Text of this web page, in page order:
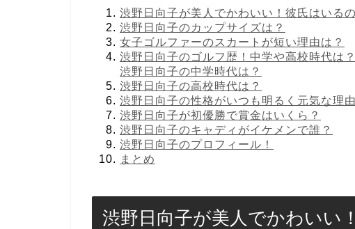
渋野日向子が美人でかわいい！彼氏はいる
渋野日向子のカップサイズは？
女子ゴルファーのスカートが短い理由は？
渋野日向子のゴルフ歴！中学や高校時代は？
渋野日向子の中学時代は？
渋野日向子の高校時代は？
渋野日向子の性格がいつも明るく元気な理
渋野日向子が初優勝で賞金はいくら？
渋野日向子のキャディがイケメンで誰？
渋野日向子のプロフィール！
まとめ
渋野日向子が美人でかわいい